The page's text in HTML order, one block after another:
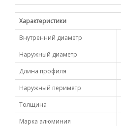
Характеристики
Внутренний диаметр
Наружный диаметр
Длина профиля
Наружный периметр
Толщина
Марка алюминия